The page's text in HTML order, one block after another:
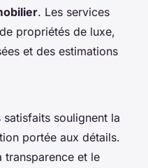
. Les services
propriétés de luxe,
et des estimations
soulignent la
portée aux détails.
transparence et le